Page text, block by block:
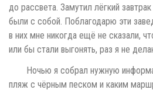
до рассвета. Замутил лёгкий
были с собой. Поблагодарю эти
в них мне никогда ещё не сказали,
или бы стали выгонять, раз я не
Ночью я собрал нужную
пляж с чёрным песком и каким